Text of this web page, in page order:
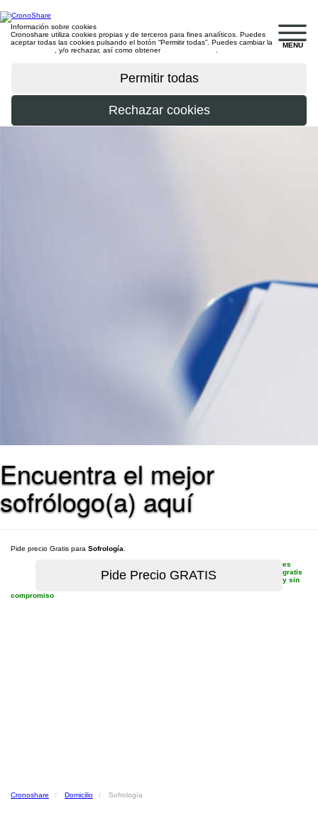
MENU
Información sobre cookies
Cronoshare utiliza cookies propias y de terceros para fines analíticos. Puedes
aceptar todas las cookies pulsando el botón “Permitir todas”. Puedes cambiar la
, y/o rechazar, así como obtener
Encuentra el mejor
sofrólogo(a) aquí
Pide precio Gratis para Sofrología
es
gratis
y sin
compromiso
Cronoshare Domicilio Sofrología